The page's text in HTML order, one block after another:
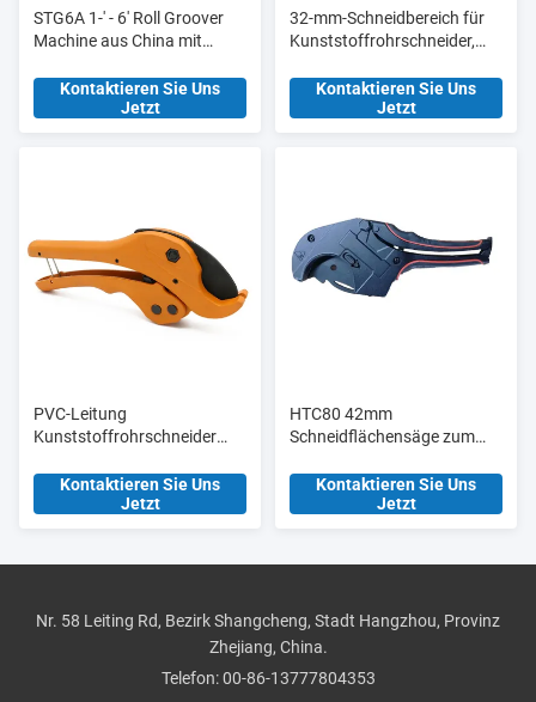
STG6A 1-' - 6' Roll Groover
Machine aus China mit
Hydraulikpumpe
Kontaktieren Sie Uns
Jetzt
32-mm-Schneidbereich für
Kunststoffrohrschneider,
für Fertigungsanlagen
Kontaktieren Sie Uns
Jetzt
PVC-Leitung
Kunststoffrohrschneider
Manuelle
Aluminiumlegierung Körper
Kontaktieren Sie Uns
Jetzt
HTC80 42mm
Schneidflächensäge zum
Rohrschneidern mit
Kontaktieren Sie Uns
Jetzt
Nr. 58 Leiting Rd, Bezirk Shangcheng, Stadt Hangzhou, Provinz
Zhejiang, China.
Telefon:00-86-13777804353